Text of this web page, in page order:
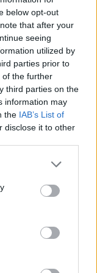
below opt-out
that after your
seeing
utilized by
parties prior to
of the further
third parties on the
information may
the IAB’s List of
disclose it to other
από 1η
που δεν
ιστοσελίδες
του
προς την
τελικό στάδιο
3 - Το έργο
νωρίτερα